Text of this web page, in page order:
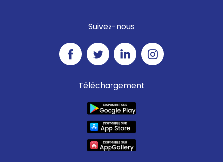
Suivez-nous
Téléchargement